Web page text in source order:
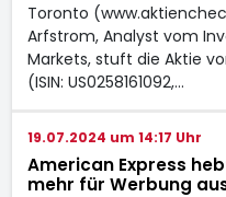
Toronto
Arfstrom, Analyst vom
Markets, stuft die Aktie
(ISIN: US0258161092,…
19.07.2024 um 14:17 Uhr
American Express
mehr für Werbung